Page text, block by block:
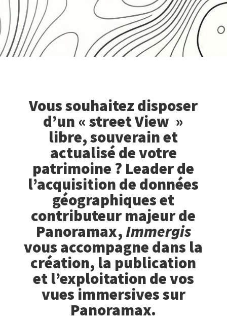
Vous souhaitez disposer
d’un « street View »
libre, souverain et
actualisé de votre
patrimoine ? Leader de
l’acquisition de données
géographiques et
contributeur majeur de
Panoramax, Immergis
vous accompagne dans la
création, la publication
et l’exploitation de vos
vues immersives sur
Panoramax.